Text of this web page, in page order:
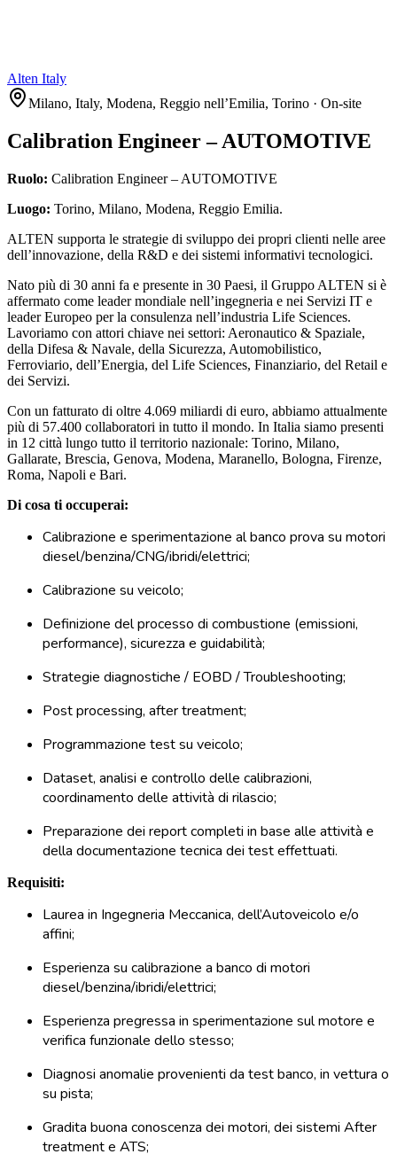
Alten Italy
Milano, Italy, Modena, Reggio nell’Emilia, Torino · On-site
Calibration Engineer – AUTOMOTIVE
Ruolo: Calibration Engineer – AUTOMOTIVE
Luogo: Torino, Milano, Modena, Reggio Emilia.
ALTEN supporta le strategie di sviluppo dei propri clienti nelle aree
dell’innovazione, della R&D e dei sistemi informativi tecnologici.
Nato più di 30 anni fa e presente in 30 Paesi, il Gruppo ALTEN si è
affermato come leader mondiale nell’ingegneria e nei Servizi IT e
leader Europeo per la consulenza nell’industria Life Sciences.
Lavoriamo con attori chiave nei settori: Aeronautico & Spaziale,
della Difesa & Navale, della Sicurezza, Automobilistico,
Ferroviario, dell’Energia, del Life Sciences, Finanziario, del Retail e
dei Servizi.
Con un fatturato di oltre 4.069 miliardi di euro, abbiamo attualmente
più di 57.400 collaboratori in tutto il mondo. In Italia siamo presenti
in 12 città lungo tutto il territorio nazionale: Torino, Milano,
Gallarate, Brescia, Genova, Modena, Maranello, Bologna, Firenze,
Roma, Napoli e Bari.
Di cosa ti occuperai:
Calibrazione e sperimentazione al banco prova su motori
diesel/benzina/CNG/ibridi/elettrici;
Calibrazione su veicolo;
Definizione del processo di combustione (emissioni,
performance), sicurezza e guidabilità;
Strategie diagnostiche / EOBD / Troubleshooting;
Post processing, after treatment;
Programmazione test su veicolo;
Dataset, analisi e controllo delle calibrazioni,
coordinamento delle attività di rilascio;
Preparazione dei report completi in base alle attività e
della documentazione tecnica dei test effettuati.
Requisiti:
Laurea in Ingegneria Meccanica, dell’Autoveicolo e/o
affini;
Esperienza su calibrazione a banco di motori
diesel/benzina/ibridi/elettrici;
Esperienza pregressa in sperimentazione sul motore e
verifica funzionale dello stesso;
Diagnosi anomalie provenienti da test banco, in vettura o
su pista;
Gradita buona conoscenza dei motori, dei sistemi After
treatment e ATS;